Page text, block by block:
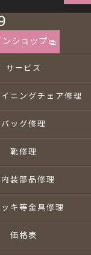
ショップ
サービス
ニングチェア修理
バッグ修理
靴修理
装部品修理
キ等金具修理
価格表